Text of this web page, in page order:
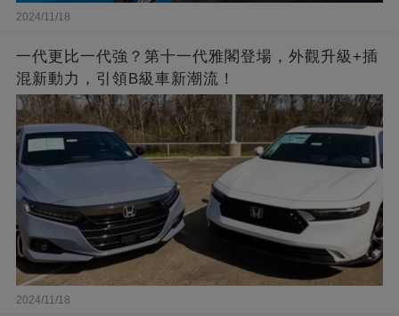
2024/11/18
一代更比一代強？第十一代雅閣登場，外觀升級+插
混新動力，引領B級車新潮流！
2024/11/18